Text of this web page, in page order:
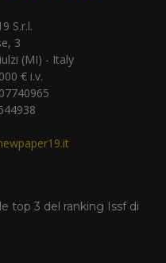
S.r.l.
3
(MI) - Italy
€ i.v.
top 3 del ranking Issf di